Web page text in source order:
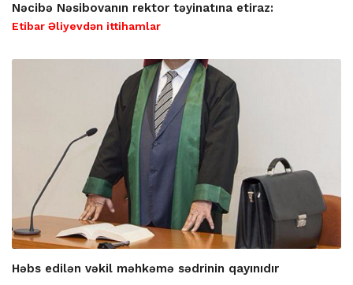
Nəcibə Nəsibovanın rektor təyinatına etiraz:
Etibar Əliyevdən ittihamlar
Həbs edilən vəkil məhkəmə sədrinin qayınıdır